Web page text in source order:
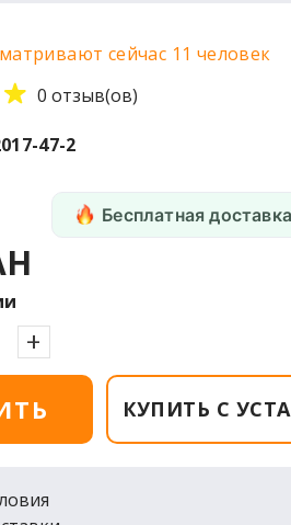
сейчас 11 человек
0 отзыв(ов)
47-2
Бесплатная доставка
+
КУПИТЬ С